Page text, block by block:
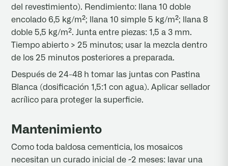
del revestimiento). Rendimiento: llana 10 doble
encolado 6,5 kg/m²; llana 10 simple 5 kg/m²; llana 8
doble 5,5 kg/m². Junta entre piezas: 1,5 a 3 mm.
Tiempo abierto > 25 minutos; usar la mezcla dentro
de los 25 minutos posteriores a preparada.
Después de 24-48 h tomar las juntas con Pastina
Blanca (dosificación 1,5:1 con agua). Aplicar sellador
acrílico para proteger la superficie.
Mantenimiento
Como toda baldosa cementicia, los mosaicos
necesitan un curado inicial de ~2 meses: lavar una